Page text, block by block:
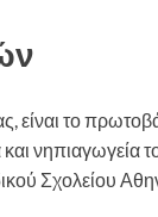
είναι το
και
Σχολείου